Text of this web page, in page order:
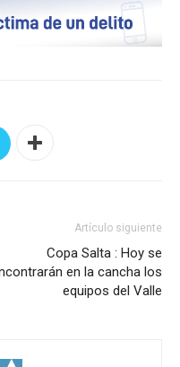
Artículo siguiente
Copa Salta : Hoy se
en la cancha los
equipos del Valle